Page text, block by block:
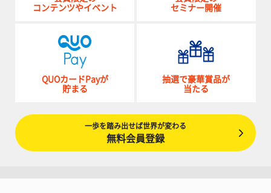
コンテンツやイベント
セミナー開催
QUOカードPayが
貯まる
抽選で豪華賞品が
当たる
一歩を踏み出せば世界が変わる
無料会員登録